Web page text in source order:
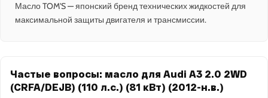
Масло TOM'S — японский бренд технических жидкостей для
максимальной защиты двигателя и трансмиссии.
Частые вопросы: масло для Audi A3 2.0 2WD
(CRFA/DEJB) (110 л.с.) (81 кВт) (2012-н.в.)